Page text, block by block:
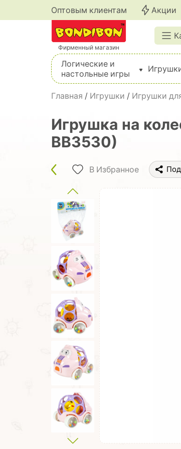
Оптовым клиентам Акции
Фирменный магазин
Логические и
настольные игры
Главная / Игрушки / Игрушки
Игрушка на
ВВ3530)
В Избранное